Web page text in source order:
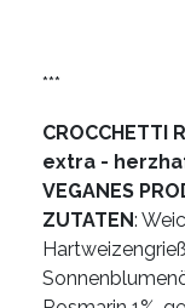
***
extra -
VEGANES
ZUTATEN: